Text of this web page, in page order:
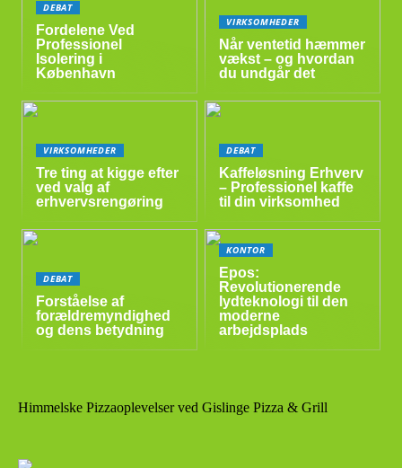
DEBAT
Fordelene Ved
Professionel
Isolering i
København
VIRKSOMHEDER
Når ventetid hæmmer
vækst – og hvordan
du undgår det
VIRKSOMHEDER
Tre ting at kigge efter
ved valg af
erhvervsrengøring
DEBAT
Kaffeløsning Erhverv
– Professionel kaffe
til din virksomhed
DEBAT
Forståelse af
forældremyndighed
og dens betydning
KONTOR
Epos:
Revolutionerende
lydteknologi til den
moderne
arbejdsplads
Himmelske Pizzaoplevelser ved Gislinge Pizza & Grill